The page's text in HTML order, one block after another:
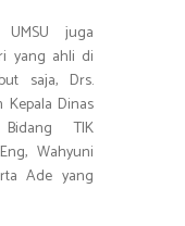
juga
yang ahli di
saja, Drs.
Dinas
TIK
Wahyuni
Ade yang